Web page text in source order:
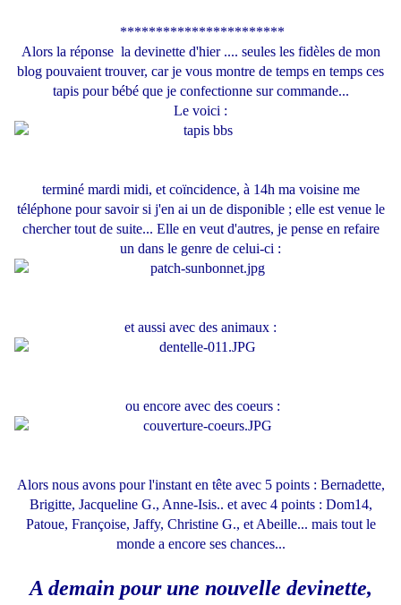
***********************
Alors la réponse la devinette d'hier .... seules les fidèles de mon
blog pouvaient trouver, car je vous montre de temps en temps ces
tapis pour bébé que je confectionne sur commande...
Le voici :
terminé mardi midi, et coïncidence, à 14h ma voisine me
téléphone pour savoir si j'en ai un de disponible ; elle est venue le
chercher tout de suite... Elle en veut d'autres, je pense en refaire
un dans le genre de celui-ci :
et aussi avec des animaux :
ou encore avec des coeurs :
Alors nous avons pour l'instant en tête avec 5 points : Bernadette,
Brigitte, Jacqueline G., Anne-Isis.. et avec 4 points : Dom14,
Patoue, Françoise, Jaffy, Christine G., et Abeille... mais tout le
monde a encore ses chances...
A demain pour une nouvelle devinette,